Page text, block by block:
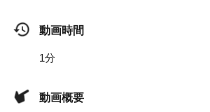
動画時間
1分
動画概要